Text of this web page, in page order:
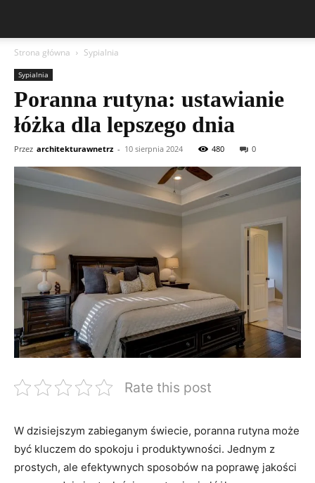
Strona główna Sypialnia
Sypialnia
Poranna rutyna: ustawianie
łóżka dla lepszego dnia
Przez architekturawnetrz - 10 sierpnia 2024 480 0
Rate this post
W dzisiejszym ⁣zabieganym świecie, poranna ⁤rutyna może
być kluczem do spokoju ⁣i produktywności. Jednym z
prostych, ale ⁤efektywnych sposobów⁤ na poprawę jakości